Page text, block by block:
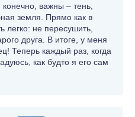
важны – тень,
земля. Прямо как в
легко: не пересушить,
друга. В итоге, у меня
Теперь каждый раз, когда
как будто я его сам